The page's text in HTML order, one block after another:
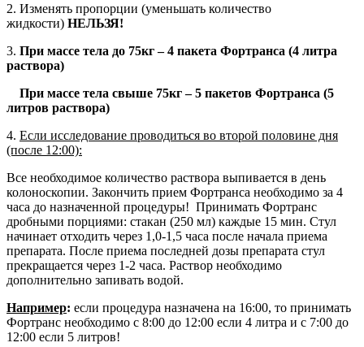
2. Изменять пропорции (уменьшать количество
жидкости) НЕЛЬЗЯ!
3. При массе тела до 75кг – 4 пакета Фортранса (4 литра
раствора)
При массе тела свыше 75кг – 5 пакетов Фортранса (5
литров раствора)
4. Если исследование проводиться во второй половине дня
(после 12:00):
Все необходимое количество раствора выпивается в день
колоноскопии. Закончить прием Фортранса необходимо за 4
часа до назначенной процедуры! Принимать Фортранс
дробными порциями: стакан (250 мл) каждые 15 мин. Стул
начинает отходить через 1,0-1,5 часа после начала приема
препарата. После приема последней дозы препарата стул
прекращается через 1-2 часа. Раствор необходимо
дополнительно запивать водой.
Например: если процедура назначена на 16:00, то принимать
Фортранс необходимо с 8:00 до 12:00 если 4 литра и с 7:00 до
12:00 если 5 литров!